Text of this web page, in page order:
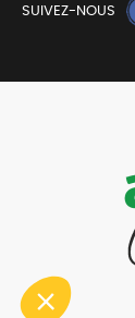
SUIVEZ-NOUS